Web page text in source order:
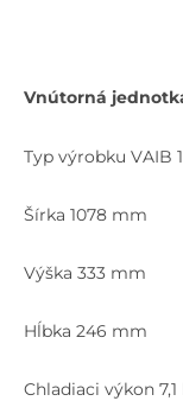
Vnútorná
Typ výrobku VAIB
Šírka 1078 mm
Výška 333 mm
Hĺbka 246 mm
Chladiaci výkon 7,1